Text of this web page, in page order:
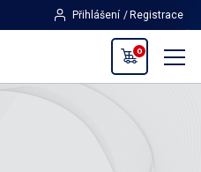
Přihlášení Registrace
0